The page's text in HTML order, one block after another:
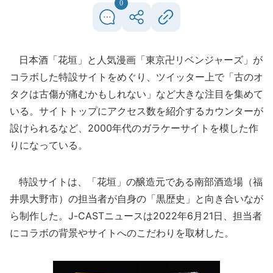
0
日本酒「花垣」と人気漫画「東京卍リベンジャーズ」が
コラボした特設サイトをめぐり、ツイッター上で「古のオ
タクは古傷が痛むかもしれない」など大きな注目を集めて
いる。サイトトップにアクセス数を紹介するカウンターが
設けられるなど、2000年代のガラケーサイトを模した作
りになっている。
特設サイトは、「花垣」の醸造元である南部酒造場（福
井県大野市）の担当者が自身の「黒歴史」と向き合いなが
ら制作した。J-CASTニュースは2022年6月21日、担当者
にコラボの背景やサイトへのこだわりを取材した。